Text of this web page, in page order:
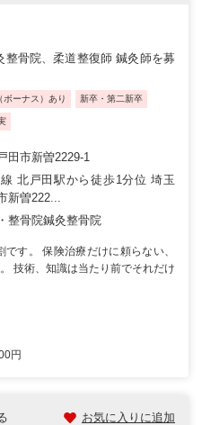
整骨院、柔道整復師 鍼灸師を募
ボーナス）あり 新卒・第二新卒
田市新曽2229-1
北戸田駅から徒歩1分位 埼玉
新曽222...
整骨院鍼灸整骨院
す。 保険治療だけに頼らない、
技術、知識は当たり前でそれだけ
円
お気に入りに追加